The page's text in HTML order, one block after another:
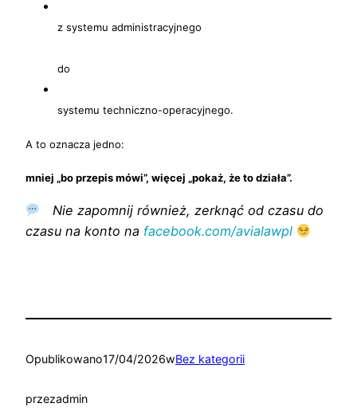
z systemu administracyjnego
do
systemu techniczno-operacyjnego.
A to oznacza jedno:
mniej „bo przepis mówi”, więcej „pokaż, że to działa”.
Nie zapomnij również, zerknąć od czasu do
czasu na konto na facebook.com/avialawpl
Opublikowano17/04/2026wBez kategorii
przezadmin